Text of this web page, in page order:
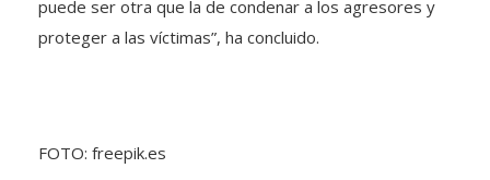
puede ser otra que la de condenar a los agresores y
proteger a las víctimas”, ha concluido.
FOTO: freepik.es